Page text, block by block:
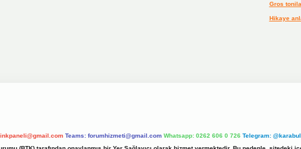
Gros
Hikaye
Teams: forumhizmeti@gmail.com Whatsapp: 0262 606 0 726 Telegram: @karabul